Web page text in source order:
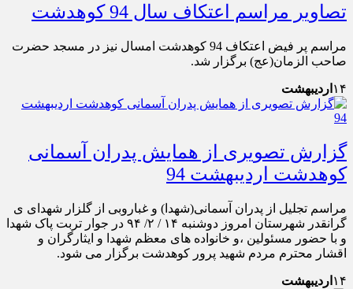
تصاویر مراسم اعتکاف سال 94 کوهدشت
مراسم پر فیض اعتکاف 94 کوهدشت امسال نیز در مسجد حضرت
صاحب الزمان(عج) برگزار شد.
۱۴ اردیبهشت
گزارش تصویری از همایش پدران آسمانی
کوهدشت اردیبهشت 94
مراسم تجلیل از پدران آسمانی(شهدا) و غباروبی از گلزار شهدای ی
گرانقدر شهرستان امروز دوشنبه ۱۴ / ۲/ ۹۴ در جوار تربت پاک شهدا
و با حضور مسئولین ،و خانواده های معظم شهدا و ایثارگران و
اقشار محترم مردم شهید پرور کوهدشت برگزار می شود.
۱۴ اردیبهشت